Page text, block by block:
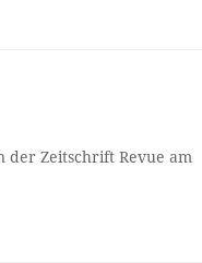
der Zeitschrift Revue am